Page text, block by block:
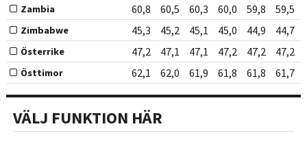
Zambia 60,8 60,5 60,3 60,0 59,8 59,5
Zimbabwe 45,3 45,2 45,1 45,0 44,9 44,7
Österrike 47,2 47,1 47,1 47,2 47,2 47,2
Östtimor 62,1 62,0 61,9 61,8 61,8 61,7
VÄLJ FUNKTION HÄR